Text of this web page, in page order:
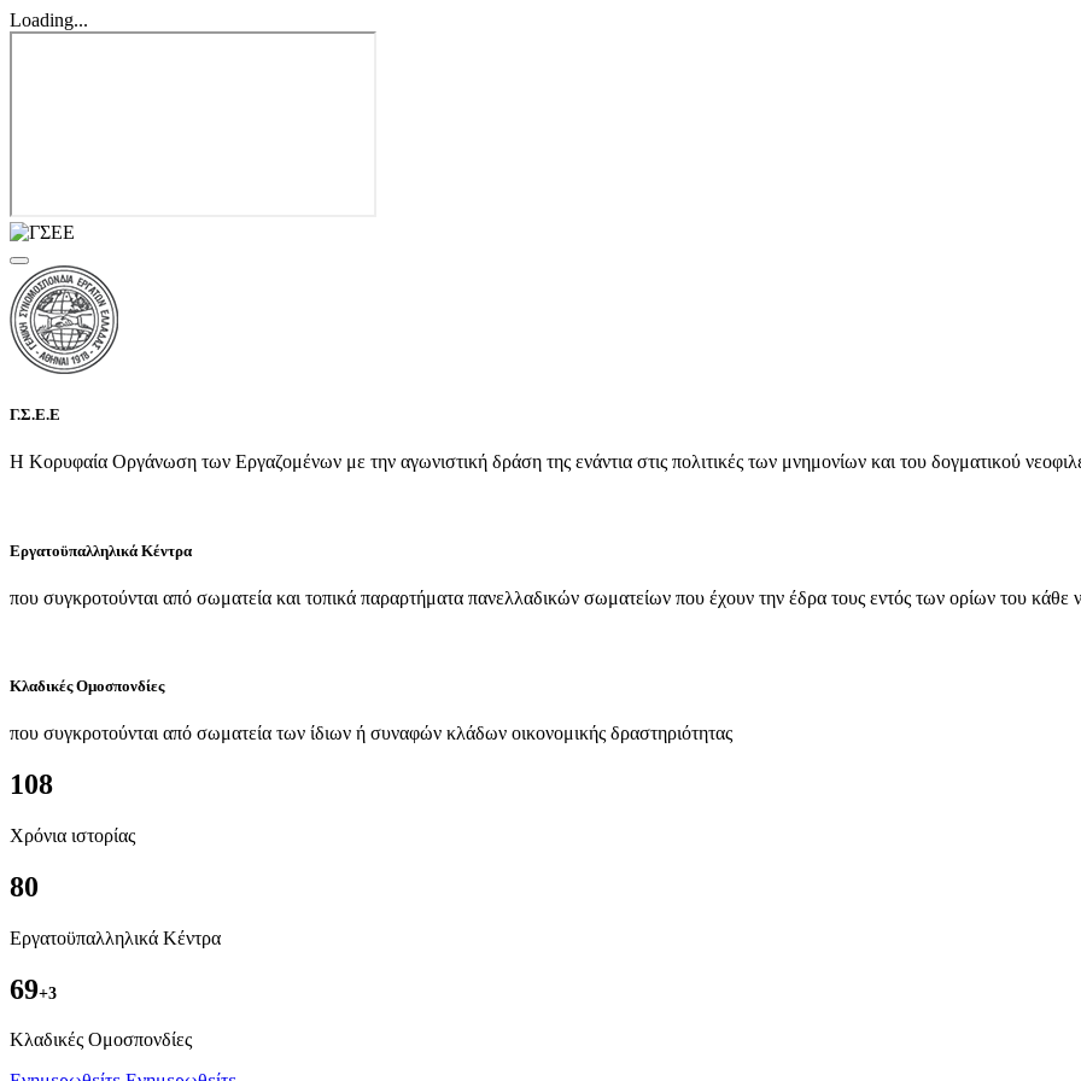
Loading...
Γ.Σ.Ε.Ε
Η Κορυφαία Οργάνωση των Εργαζομένων με την αγωνιστική δράση της ενάντια στις πολιτικές των μνημονίων και του δογματικού
Εργατοϋπαλληλικά Κέντρα
που συγκροτούνται από σωματεία και τοπικά παραρτήματα πανελλαδικών σωματείων που έχουν την έδρα τους εντός των ορίων του κάθε
Κλαδικές Ομοσπονδίες
που συγκροτούνται από σωματεία των ίδιων ή συναφών κλάδων οικονομικής δραστηριότητας
108
Χρόνια ιστορίας
80
Εργατοϋπαλληλικά Κέντρα
69+3
Kλαδικές Ομοσπονδίες